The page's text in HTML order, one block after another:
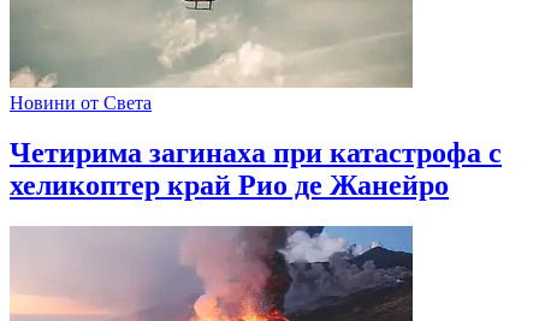
Новини от Света
Четирима загинаха при катастрофа с
хеликоптер край Рио де Жанейро